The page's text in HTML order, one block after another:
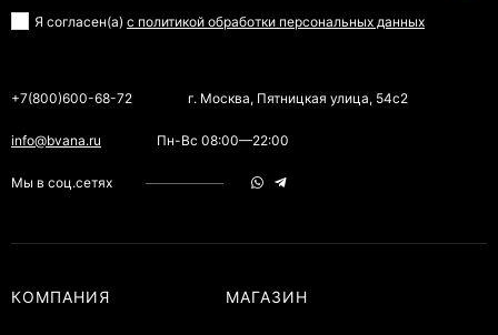
Я согласен(a) с политикой обработки персональных данных
+7(800)600-68-72 г. Москва, Пятницкая улица, 54с2
info@bvana.ru Пн-Вс 08:00—22:00
Мы в соц.сетях
КОМПАНИЯ МАГАЗИН